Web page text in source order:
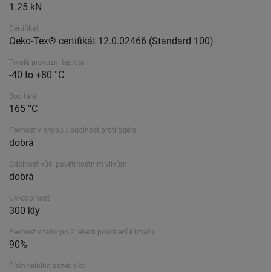
1.25 kN
Certifikát
Oeko-Tex® certifikát 12.0.02466 (Standard 100)
Trvalá provozní teplota
-40 to +80 °C
Bod tání
165 °C
Pevnost v ohybu / odolnost proti oděru
dobrá
Odolnost vůči povětrnostním vlivům
dobrá
UV-odolnost
300 kly
Pevnost v tahu po 2 letech působení klimatu
90%
Číslo celního sazebníku